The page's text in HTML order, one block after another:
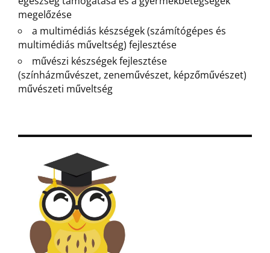
megelőzése
a multimédiás készségek (számítógépes és
multimédiás műveltség) fejlesztése
művészi készségek fejlesztése
(színházművészet, zeneművészet, képzőművészet)
művészeti műveltség